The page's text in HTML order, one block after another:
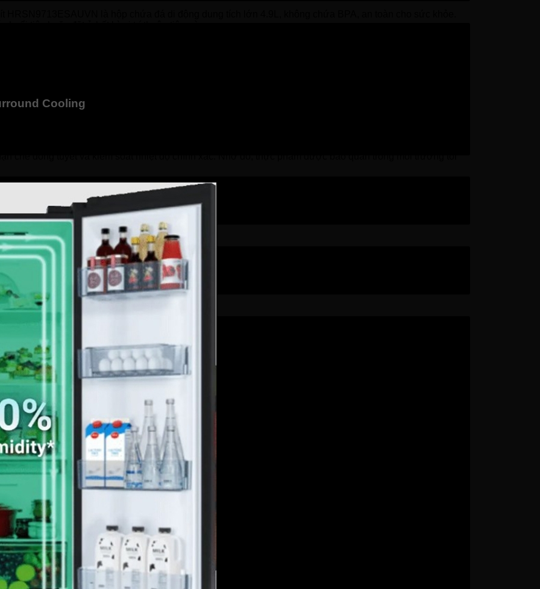
HRSN9713ESAUVN là hộp chứa đá di động dung tích lớn 4.9L, không chứa BPA, an toàn cho sức khỏe.
buổi tiệc hoặc đặt ở bất kỳ vị trí thuận tiện nào.
chức năng làm đá nhanh, tủ có thể tạo đá chỉ trong 60 phút sau khi châm đầy nước, giúp bạn luôn sẵn
tiết kiệm không gian hơn so với thiết kế truyền thống. Thiết kế cải tiến này giúp tăng thêm diện tích lưu
dễ dàng thao tác.
Cooling
công nghệ Làm Lạnh Vòng Cung Kép (Dual Surround Cooling) với hai hệ thống làm lạnh độc lập cho
trì độ ẩm khoảng 80%, giúp thực phẩm tươi ngon lâu hơn.
chế đóng tuyết và kiểm soát nhiệt độ chính xác. Nhờ đó, thực phẩm được bảo quản trong môi trường tối